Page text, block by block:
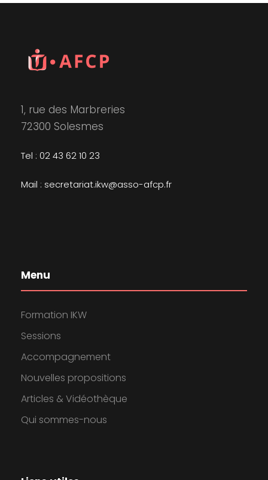
1, rue des Marbreries
72300 Solesmes
Tel : 02 43 62 10 23
Mail : secretariat.ikw@asso-afcp.fr
Menu
Formation IKW
Sessions
Accompagnement
Nouvelles propositions
Articles & Vidéothèque
Qui sommes-nous